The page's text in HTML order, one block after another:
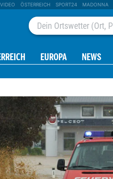
ÖSTERREICH SPORT24 MADONNA
EUROPA NEWS